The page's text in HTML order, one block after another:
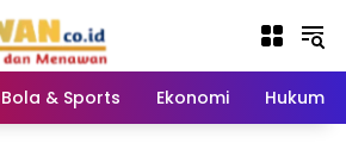
Bola & Sports Ekonomi Hukum